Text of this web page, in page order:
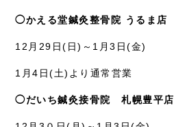
◯かえる堂鍼灸整骨院 うるま店
12月29日(日)～1月3日(金)
1月4日(土)より通常営業
◯だいち鍼灸接骨院 札幌豊平店